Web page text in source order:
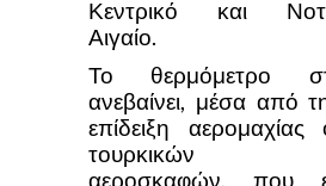
Κεντρικό και
Αιγαίο.
Το θερμόμετρο
ανεβαίνει, μέσα από
επίδειξη αερομαχίας
τουρκικών
αεροσκαφών, που